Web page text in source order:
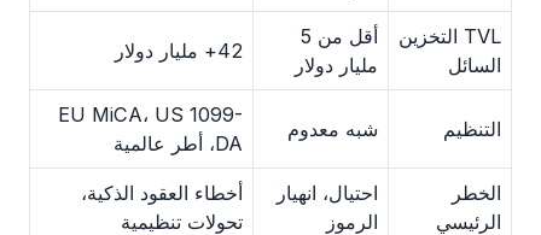
TVL التخزين
السائل
أقل من 5
مليار دولار
42+ مليار دولار
التنظيم شبه معدوم
EU MiCA، US 1099-
DA، أطر عالمية
الخطر
الرئيسي
احتيال، انهيار
الرموز
أخطاء العقود الذكية،
تحولات تنظيمية